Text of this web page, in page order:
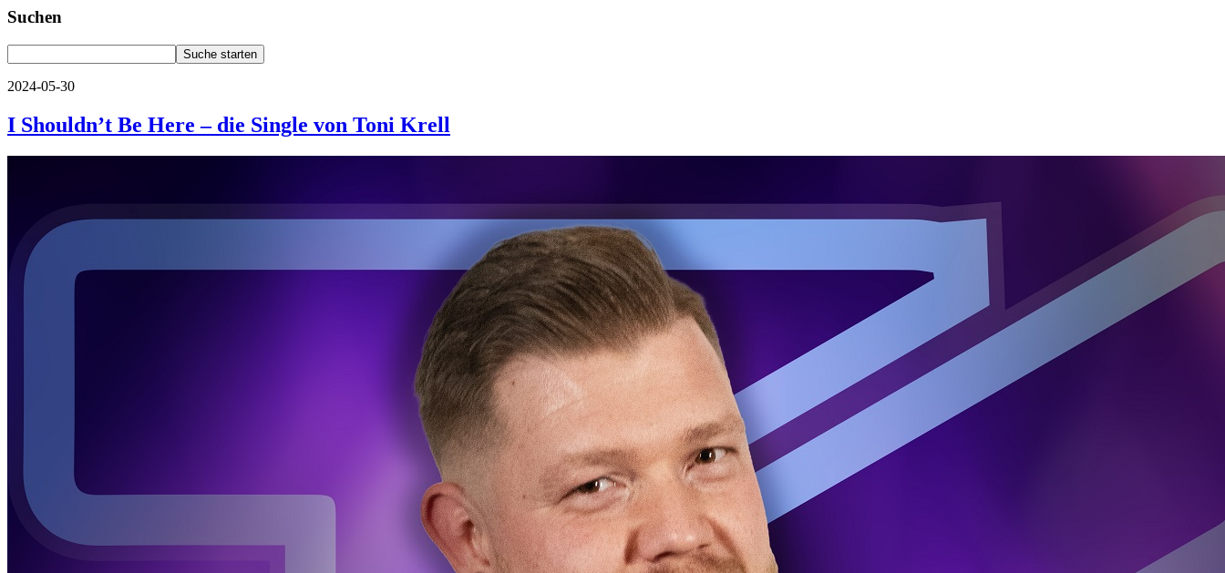
Suchen
2024-05-30
I Shouldn’t Be Here – die Single von Toni Krell